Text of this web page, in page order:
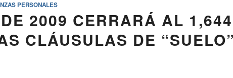
PERSONALES
2009 CERRARÁ AL 1,644
CLÁUSULAS DE